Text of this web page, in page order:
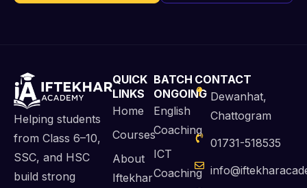
Helping students
from Class 6–10,
SSC, and HSC
build strong
QUICK
LINKS
Home
Courses
About
Iftekhar
BATCH
ONGOING
English
Coaching
ICT
Coaching
CONTACT
Dewanhat,
Chattogram
01731-518535